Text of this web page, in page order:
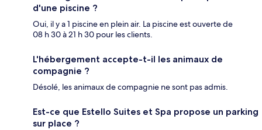
d'une piscine ?
Oui, il y a 1 piscine en plein air. La piscine est ouverte de
08 h 30 à 21 h 30 pour les clients.
L'hébergement accepte-t-il les animaux de
compagnie ?
Désolé, les animaux de compagnie ne sont pas admis.
Est-ce que Estello Suites et Spa propose un parking
sur place ?